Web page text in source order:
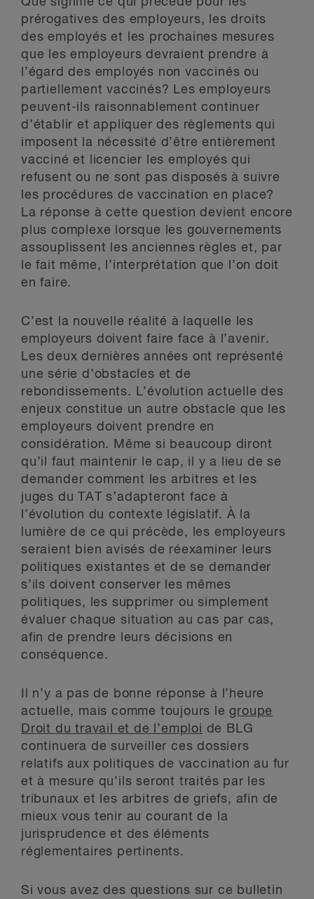
prérogatives des employeurs, les droits
des employés et les prochaines mesures
que les employeurs devraient prendre à
l’égard des employés non vaccinés ou
partiellement vaccinés? Les employeurs
peuvent-ils raisonnablement continuer
d’établir et appliquer des règlements qui
imposent la nécessité d’être entièrement
vacciné et licencier les employés qui
refusent ou ne sont pas disposés à suivre
les procédures de vaccination en place?
La réponse à cette question devient encore
plus complexe lorsque les gouvernements
assouplissent les anciennes règles et, par
le fait même, l’interprétation que l’on doit
en faire.
C’est la nouvelle réalité à laquelle les
employeurs doivent faire face à l’avenir.
Les deux dernières années ont représenté
une série d’obstacles et de
rebondissements. L’évolution actuelle des
enjeux constitue un autre obstacle que les
employeurs doivent prendre en
considération. Même si beaucoup diront
qu’il faut maintenir le cap, il y a lieu de se
demander comment les arbitres et les
juges du TAT s’adapteront face à
l’évolution du contexte législatif. À la
lumière de ce qui précède, les employeurs
seraient bien avisés de réexaminer leurs
politiques existantes et de se demander
s’ils doivent conserver les mêmes
politiques, les supprimer ou simplement
évaluer chaque situation au cas par cas,
afin de prendre leurs décisions en
conséquence.
Il n’y a pas de bonne réponse à l’heure
actuelle, mais comme toujours legroupe
Droit du travail et de l’emploi de BLG
continuera de surveiller ces dossiers
relatifs aux politiques de vaccination au fur
et à mesure qu’ils seront traités par les
tribunaux et les arbitres de griefs, afin de
mieux vous tenir au courant de la
jurisprudence et des éléments
réglementaires pertinents.
Si vous avez des questions sur ce bulletin